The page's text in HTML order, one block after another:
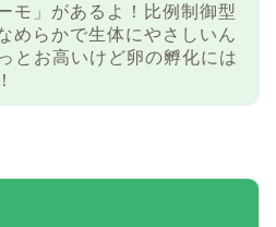
モ」があるよ！比例制御型
めらかで生体にやさしいん
とお高いけど卵の孵化には